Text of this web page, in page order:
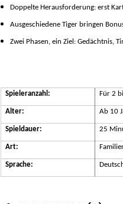
Doppelte Herausforderung: erst
Ausgeschiedene Tiger bringen
Zwei Phasen, ein Ziel: Gedächtnis,
Spieleranzahl: Für 2
Alter: Ab 10
Spieldauer: 25
Art:
Sprache: